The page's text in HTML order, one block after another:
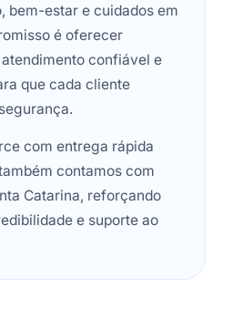
bem-estar e cuidados em
é oferecer
confiável e
que cada cliente
com entrega rápida
contamos com
Catarina, reforçando
e suporte ao